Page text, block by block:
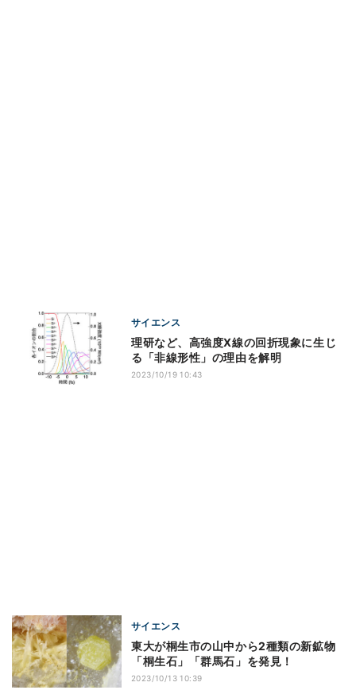
サイエンス
理研など、高強度X線の回折現象に生じ
る「非線形性」の理由を解明
2023/10/19 10:43
サイエンス
東大が桐生市の山中から2種類の新鉱物
「桐生石」「群馬石」を発見！
2023/10/13 10:39